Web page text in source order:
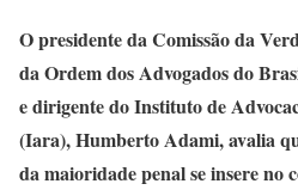
O presidente da Comissão da
da Ordem dos Advogados do
e dirigente do Instituto de
(Iara), Humberto Adami, avalia
da maioridade penal se insere no